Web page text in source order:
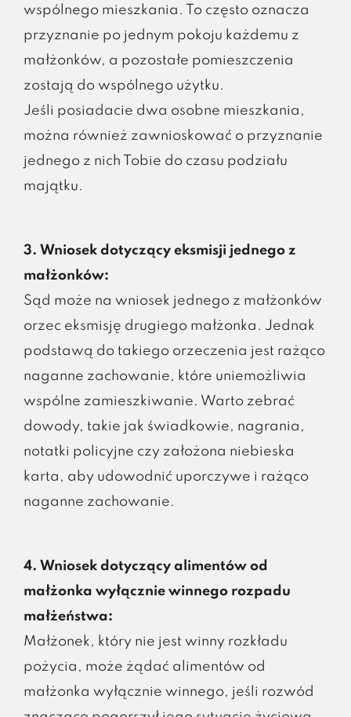
wspólnego mieszkania. To często oznacza
przyznanie po jednym pokoju każdemu z
małżonków, a pozostałe pomieszczenia
zostają do wspólnego użytku.
Jeśli posiadacie dwa osobne mieszkania,
można również zawnioskować o przyznanie
jednego z nich Tobie do czasu podziału
majątku.
3. Wniosek dotyczący eksmisji jednego z
małżonków:
Sąd może na wniosek jednego z małżonków
orzec eksmisję drugiego małżonka. Jednak
podstawą do takiego orzeczenia jest rażąco
naganne zachowanie, które uniemożliwia
wspólne zamieszkiwanie. Warto zebrać
dowody, takie jak świadkowie, nagrania,
notatki policyjne czy założona niebieska
karta, aby udowodnić uporczywe i rażąco
naganne zachowanie.
4. Wniosek dotyczący alimentów od
małżonka wyłącznie winnego rozpadu
małżeństwa:
Małżonek, który nie jest winny rozkładu
pożycia, może żądać alimentów od
małżonka wyłącznie winnego, jeśli rozwód